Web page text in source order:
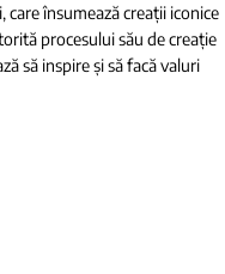
însumează creații iconice
procesului său de creație
să inspire și să facă valuri